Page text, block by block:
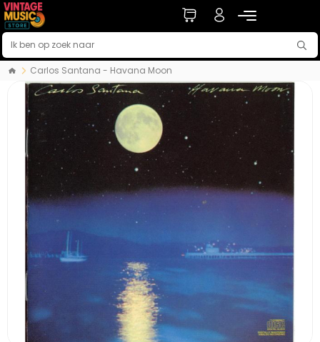
Carlos Santana - Havana Moon